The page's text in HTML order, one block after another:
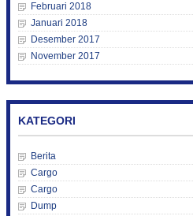
Februari 2018
Januari 2018
Desember 2017
November 2017
KATEGORI
Berita
Cargo
Cargo
Dump